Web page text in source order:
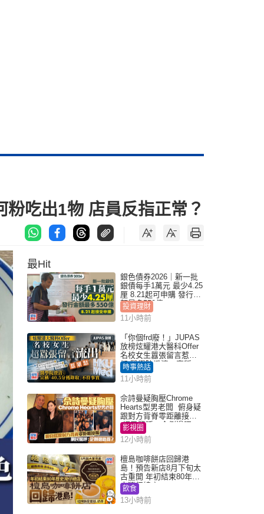
吃出1物 店員反指正常？
最Hit
銀色債券2026｜新一批
銀債每手1萬元 最少4.25
厘 8.21起可申購 發行金
額最多550億
投資理財
11小時前
「你個frd廢！」JUPAS
放榜炫耀港大醫科Offer
名校女生囂張留言惹眾
怒 醫學院澄清：宣稱
「40.5分獲錄取」不符事
實｜Juicy叮
時事熱話
11小時前
佘詩曼疑胸壓Chrome
Hearts型男老闆 俯身疑
跟對方背脊零距離接觸
網民驚呼：企側邊唔
得？
影視圈
12小時前
檀島咖啡餅店回歸港
島！預告新店8月下旬太
古重開 年初結束80年歷
史灣仔總店
飲食
13小時前